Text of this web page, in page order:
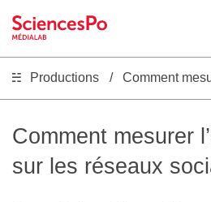
Actualités
Productions
Productions Comment mesurer
Comment mesurer
sur les réseaux